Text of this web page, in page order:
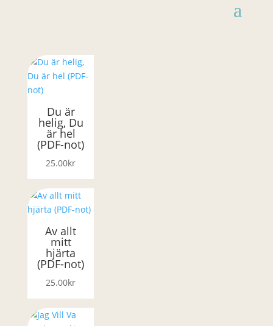
Du är
helig, Du
är hel
(PDF-not)
25.00kr
Av allt
mitt
hjärta
(PDF-not)
25.00kr